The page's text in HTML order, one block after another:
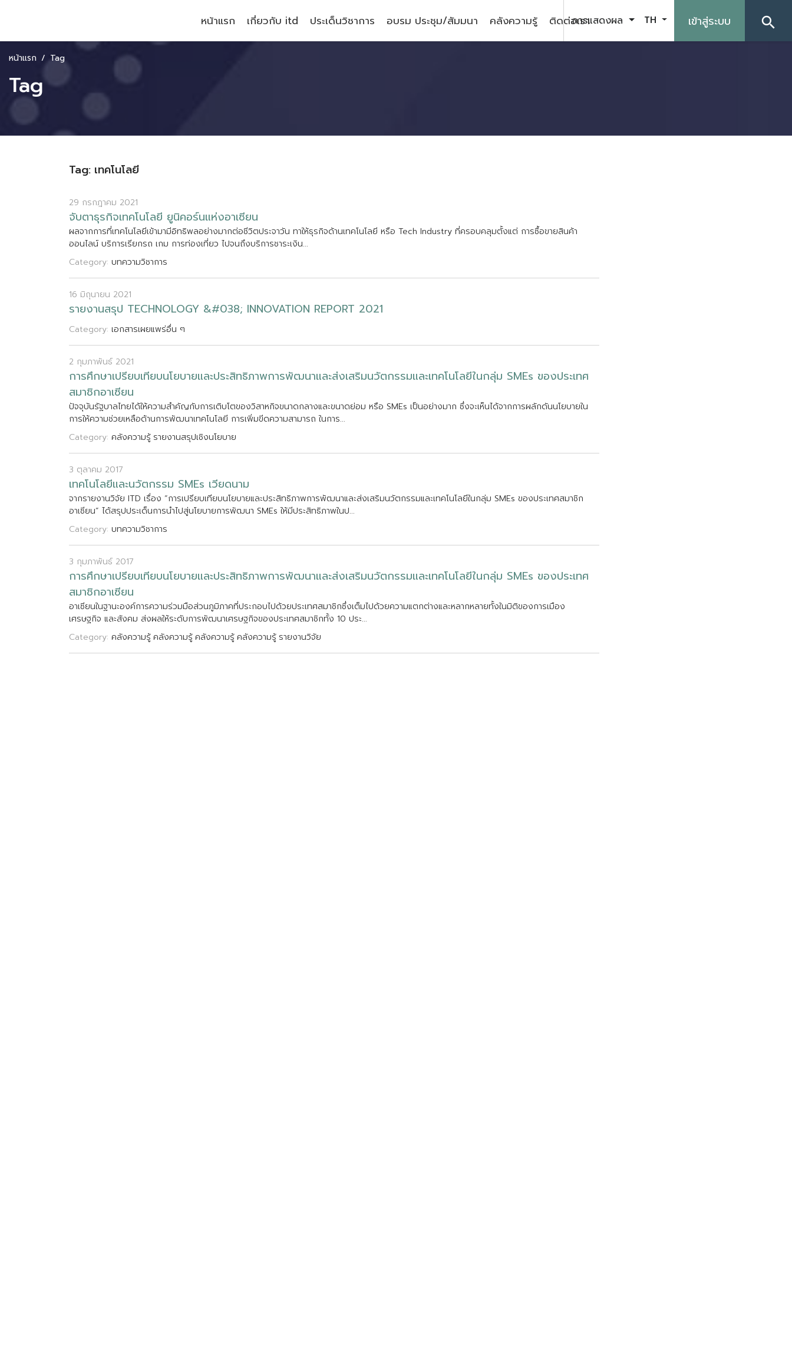
หน้าแรก เกี่ยวกับ itd ประเด็นวิชาการ อบรม ประชุม/สัมมนา คลังความรู้ ติดต่อเราการแสดงผล TH เข้าสู่ระบบ search
หน้าแรก Tag
Tag
Tag: เทคโนโลยี
29 กรกฎาคม 2021
จบตาธรกจเทคโนโลย ยนคอรนแหงอาเซยน
ผลจากการทเทคโนโลยเขามามอทธพลอยางมากตอชวตประจาวน ทาใหธรกจดานเทคโนโลย หรอ Tech Industry ทครอบคลมตงแต การซอขายสนคา
ออนไลน บรการเรยกรถ เกม การทองเทยว ไปจนถงบรการชาระเงน...
Category: บทความวิชาการ
16 มิถุนายน 2021
รายงานสรป TECHNOLOGY &#038; INNOVATION REPORT 2021
Category: เอกสารเผยแพร่อื่น ๆ
2 กุมภาพันธ์ 2021
การศกษาเปรยบเทยบนโยบายและประสทธภาพการพฒนาและสงเสรมนวตกรรมและเทคโนโลยในกลม SMEs ของประเทศ
สมาชกอาเซยน
ปจจบนรฐบาลไทยไดใหความสคญกบการเตบโตของวสาหกจขนาดกลางและขนาดยอม หรอ SMEs เปนอยางมาก ซงจะเหนไดจากการผลกดนนโยบายใน
การใหความชวยเหลอดานการพฒนาเทคโนโลย การเพมขดความสามารถ ในการ...
Category: คลังความรู้ รายงานสรุปเชิงนโยบาย
3 ตุลาคม 2017
เทคโนโลยและนวตกรรม SMEs เวยดนาม
จากรายงานวจย ITD เรอง “การเปรยบเทยบนโยบายและประสทธภาพการพฒนาและสงเสรมนวตกรรมและเทคโนโลยในกลม SMEs ของประเทศสมาชก
อาเซยน” ไดสรปประเดนการนไปสนโยบายการพฒนา SMEs ใหมประสทธภาพในป...
Category: บทความวิชาการ
3 กุมภาพันธ์ 2017
การศกษาเปรยบเทยบนโยบายและประสทธภาพการพฒนาและสงเสรมนวตกรรมและเทคโนโลยในกลม SMEs ของประเทศ
สมาชกอาเซยน
อาเซยนในฐานะองคการความรวมมอสวนภมภาคทประกอบไปดวยประเทศสมาชกซงเตมไปดวยความแตกตางและหลากหลายทงในมตของการเมอง
เศรษฐกจ และสงคม สงผลใหระดบการพฒนาเศรษฐกจของประเทศสมาชกทง 10 ประ...
Category: คลังความรู้คลังความรู้คลังความรู้คลังความรู้ รายงานวิจัย